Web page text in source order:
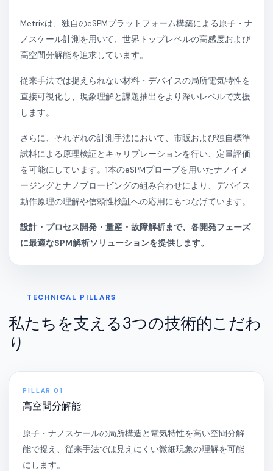
Metrixは、独自のeSPMプラットフォーム構築による原子・ナ
ノスケール計測を用いて、世界トップレベルの高感度および
高空間分解能を追求しています。
従来手法では捉えられない材料・デバイスの局所電気特性を
直接可視化し、現象理解と課題抽出をより深いレベルで支援
します。
さらに、それぞれの計測手法において、市販および独自標準
試料による原理検証とキャリブレーションを行い、定量評価
を可能にしています。1本のeSPMプローブを用いたナノイメ
ージングとナノプロービングの組み合わせにより、デバイス
動作原理の理解や信頼性検証への応用にもつなげています。
設計・プロセス開発・量産・故障解析まで、各開発フェーズ
に最適なSPM解析ソリューションを提供します。
TECHNICAL PILLARS
私たちを支える3つの技術的こだわ
り
PILLAR 01
高空間分解能
原子・ナノスケールの局所構造と電気特性を高い空間分解
能で捉え、従来手法では見えにくい微細現象の理解を可能
にします。